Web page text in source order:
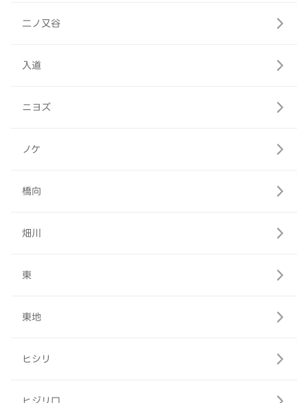
二ノ又谷
入道
ニヨズ
ノケ
橋向
畑川
東
東地
ヒシリ